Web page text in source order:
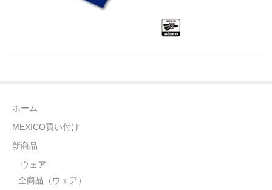
スウェット＆フーディ
ヘッドギア
ORIGINAL
STILL 90’s
Brown Pride
ホーム
MEXICO買い付け
新商品
ウェア
全商品（ウェア）